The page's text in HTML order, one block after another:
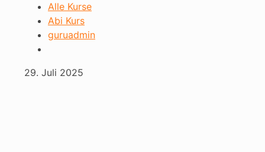
Alle Kurse
Abi Kurs
guruadmin
29. Juli 2025